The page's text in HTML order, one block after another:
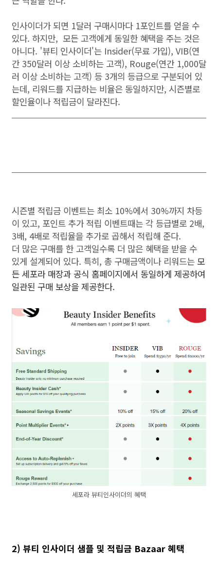
인사이더가 되면 1달러 구매시마다 1포인트를 얻을 수
있다. 하지만, 모든 고객에게 동일한 혜택을 주는 것은
아니다. '뷰티 인사이더'는 Insider(무료 가입), VIB(연
간 350달러 이상 소비하는 고객), Rouge(연간 1,000달
러 이상 소비하는 고객) 등 3개의 등급으로 구분되어 있
는데, 리워드를 지급하는 비율은 동일하지만, 시즌별로
할인율이나 적립금이 달라진다.
시즌별 적립금 이벤트는 최소 10%에서 30%까지 차등
이 있고, 포인트 추가 적립 이벤트때는 각 등급별로 2배,
3배, 4배로 적립율을 추가로 곱해서 적립해 준다.
더 많은 구매를 한 고객일수록 더 많은 혜택을 받을 수
있게 설계되어 있다. 특히, 총 구매금액이나 리워드는 모
든 세포라 매장과 공식 홈페이지에서 동일하게 제공하여
일관된 구매 보상을 제공한다.
세포라 뷰티인사이더의 혜택
2) 뷰티 인사이더 샘플 및 적립금 Bazaar 혜택